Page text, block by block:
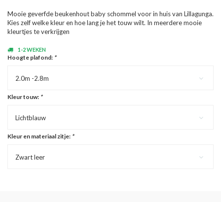
Mooie geverfde beukenhout baby schommel voor in huis van Lillagunga.
Kies zelf welke kleur en hoe lang je het touw wilt. In meerdere mooie
kleurtjes te verkrijgen
1-2 WEKEN
Hoogte plafond: *
2.0m -2.8m
Kleur touw: *
Lichtblauw
Kleur en materiaal zitje: *
Zwart leer